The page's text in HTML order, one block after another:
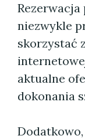
niezwykle
skorzystać
aktualne
dokonania